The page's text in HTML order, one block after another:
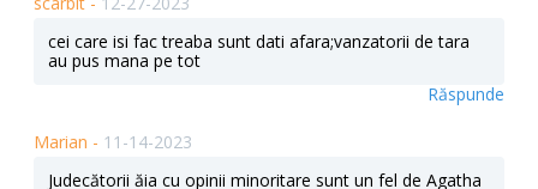
cei care isi fac treaba sunt dati afara;vanzatorii de tara
au pus mana pe tot
Răspunde
Marian - 11-14-2023
Judecătorii ăia cu opinii minoritare sunt un fel de Agatha